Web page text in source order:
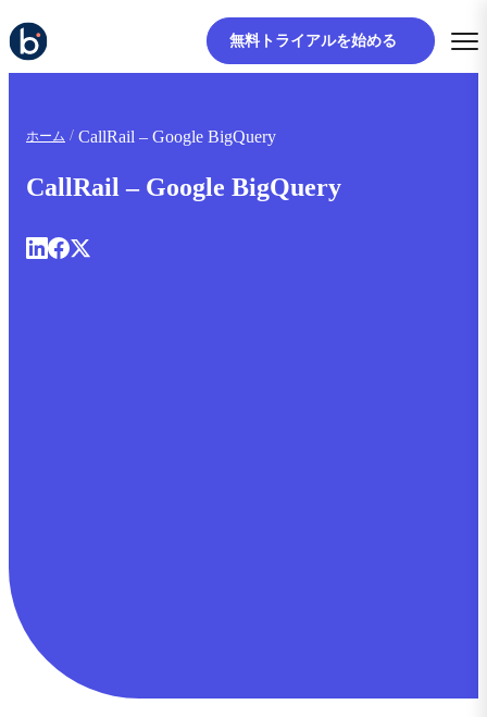
無料トライアルを始める
ホーム CallRail – Google BigQuery
CallRail – Google BigQuery